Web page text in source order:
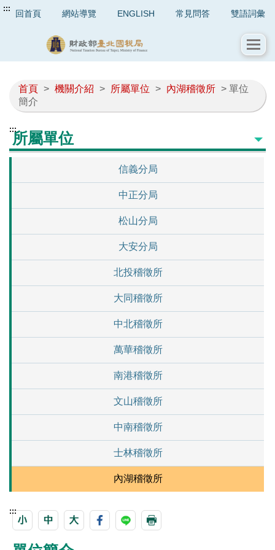
::: 回首頁 網站導覽 ENGLISH 常見問答 雙語詞彙
首頁 > 機關介紹 > 所屬單位 > 內湖稽徵所 > 單位
簡介
:::所屬單位
信義分局
中正分局
松山分局
大安分局
北投稽徵所
大同稽徵所
中北稽徵所
萬華稽徵所
南港稽徵所
文山稽徵所
中南稽徵所
士林稽徵所
內湖稽徵所
:::